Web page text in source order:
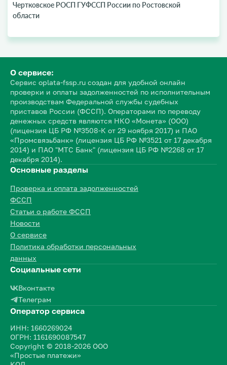
Чертковское РОСП ГУФССП России по Ростовской
области
О сервисе:
Сервис oplata-fssp.ru создан для удобной онлайн
проверки и оплаты задолженностей по исполнительным
производствам Федеральной службы судебных
приставов России (ФССП). Операторами по переводу
денежных средств являются НКО «Монета» (ООО)
(лицензия ЦБ РФ №3508-К от 29 ноября 2017) и ПАО
«Промсвязьбанк» (лицензия ЦБ РФ №3521 от 17 декабря
2014) и ПАО "МТС Банк" (лицензия ЦБ РФ №2268 от 17
декабря 2014).
Основные разделы
Проверка и оплата задолженностей
ФССП
Статьи о работе ФССП
Новости
О сервисе
Политика обработки персональных
данных
Социальные сети
Вконтакте
Телеграм
Оператор сервиса
ИНН: 1660269024
ОГРН: 1161690087547
Copyright © 2018-2026 ООО
«Простые платежи»